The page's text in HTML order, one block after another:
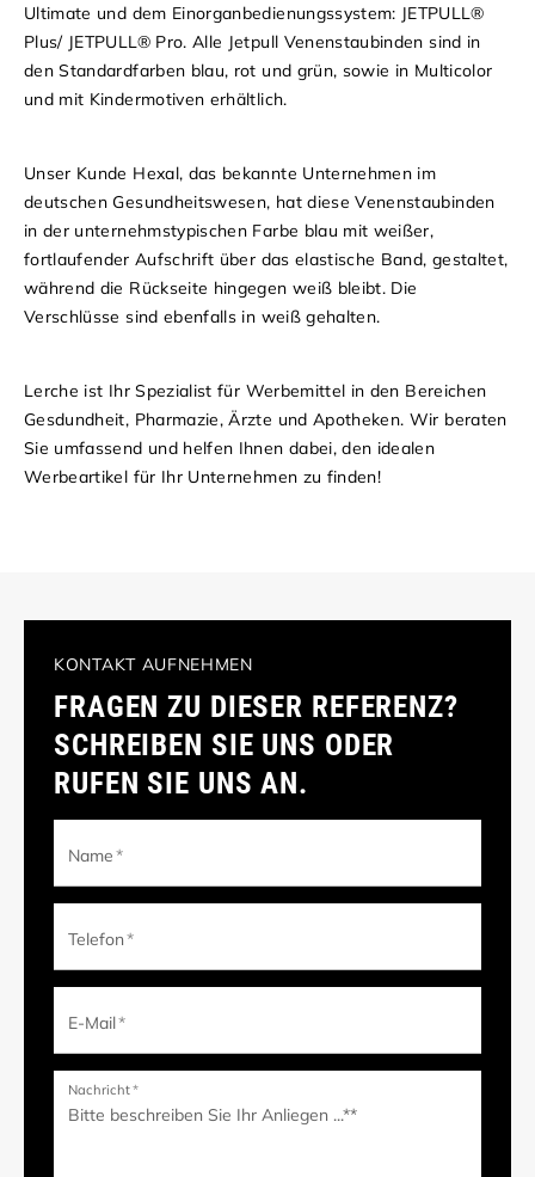
Ultimate und dem Einorganbedienungssystem: JETPULL®
Plus/ JETPULL® Pro. Alle Jetpull Venenstaubinden sind in
den Standardfarben blau, rot und grün, sowie in Multicolor
und mit Kindermotiven erhältlich.
Unser Kunde Hexal, das bekannte Unternehmen im
deutschen Gesundheitswesen, hat diese Venenstaubinden
in der unternehmstypischen Farbe blau mit weißer,
fortlaufender Aufschrift über das elastische Band, gestaltet,
während die Rückseite hingegen weiß bleibt. Die
Verschlüsse sind ebenfalls in weiß gehalten.
Lerche ist Ihr Spezialist für Werbemittel in den Bereichen
Gesdundheit, Pharmazie, Ärzte und Apotheken. Wir beraten
Sie umfassend und helfen Ihnen dabei, den idealen
Werbeartikel für Ihr Unternehmen zu finden!
KONTAKT AUFNEHMEN
FRAGEN ZU DIESER REFERENZ?
SCHREIBEN SIE UNS ODER
RUFEN SIE UNS AN.
Name*
Telefon*
E-Mail*
Nachricht*